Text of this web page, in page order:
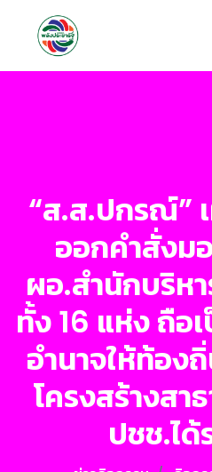
“ส.ส.ปกรณ์”
ออกคำสั่งม
ผอ.สำนักบริห
ทั้ง 16 แห่ง ถือ
อำนาจให้ท้อง
โครงสร้างสา
ปชช.ได้